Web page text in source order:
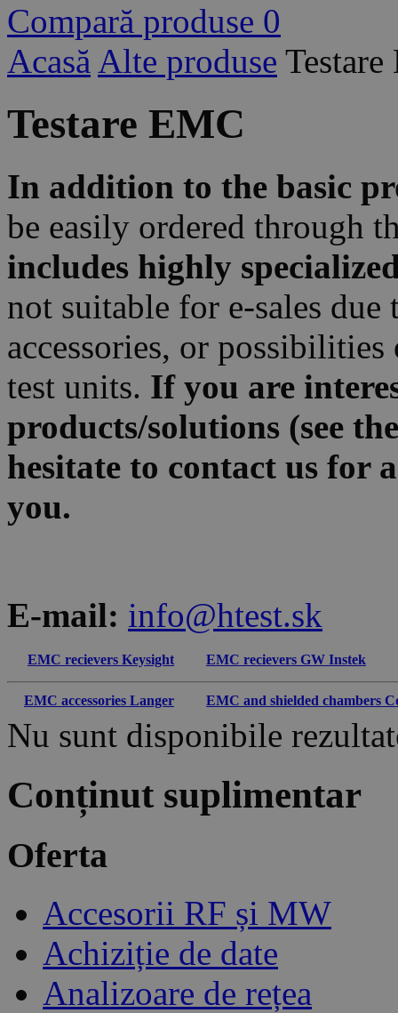
Compară produse 0
Acasă Alte produse
Testare EMC
In addition to the basic
be easily ordered through
includes highly
not suitable for e-sales
accessories, or
test units. If you are
products/solutions (see
hesitate to contact us for
you.
E-mail: info@htest.sk
EMC recievers Keysight EMC recievers GW Instek
EMC accessories Langer EMC and shielded chambers
Nu sunt disponibile
Conținut suplimentar
Oferta
Accesorii RF și MW
Achiziție de date
Analizoare de rețea